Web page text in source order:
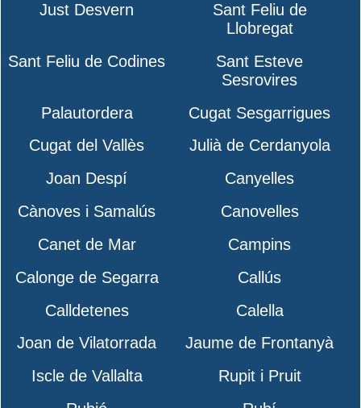
Just Desvern
Sant Feliu de
Llobregat
Sant Feliu de Codines
Sant Esteve
Sesrovires
Palautordera
Cugat Sesgarrigues
Cugat del Vallès
Julià de Cerdanyola
Joan Despí
Canyelles
Cànoves i Samalús
Canovelles
Canet de Mar
Campins
Calonge de Segarra
Callús
Calldetenes
Calella
Joan de Vilatorrada
Jaume de Frontanyà
Iscle de Vallalta
Rupit i Pruit